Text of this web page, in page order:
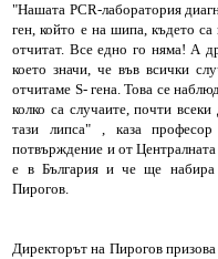
ISSN : 3033-1684
Иван Върбанов – журналист |
РЕДАКЦИОННА ПОЛИТИКА НА
"Нашата PCR-лаборатория
ген, който е на шипа, където
отчитат. Все едно го няма! А
което значи, че във всички
отчитаме S- гена. Това се
колко са случаите, почти
тази липса" , каза
потвърждение и от
е в България и че ще набира
Пирогов.
Директорът на Пирогов